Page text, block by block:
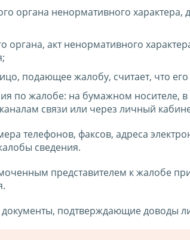
органа ненормативного характера,
органа, акт ненормативного
подающее жалобу, считает, что
по жалобе: на бумажном носителе,
связи или через личный
телефонов, факсов, адреса
сведения.
представителем к жалобе
подтверждающие доводы